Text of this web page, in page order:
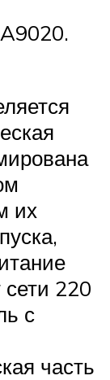
их
сети 220
с
часть